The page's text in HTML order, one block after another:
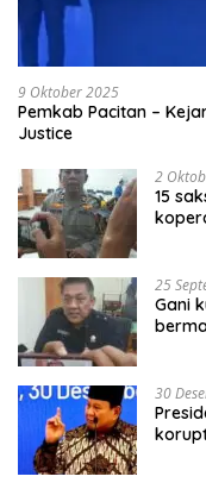
9 Oktober 2025
Pemkab Pacitan –
Justice
2
15
25
Gani
30